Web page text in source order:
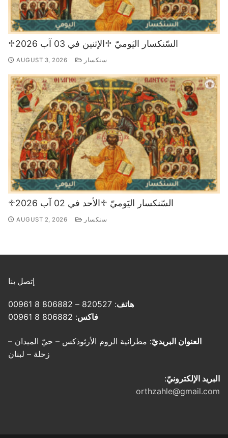
♱السّنكسار اليَوميّ ♱الإثنين في 03 آب 2026
AUGUST 3, 2026 سنكسار
♱السّنكسار اليَوميّ ♱الأحد في 02 آب 2026
AUGUST 2, 2026 سنكسار
إتصل بنا
هاتف: 820527 – 806882 8 00961
فاكس: 806882 8 00961
العنوان البريديّ: مطرانية الروم الأرثوذكس – حيّ الميدان –
زحلة – لبنان
البريد الإلكترونيّ:
orthzahle@gmail.com